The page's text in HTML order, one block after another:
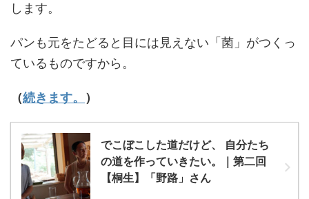
します。
パンも元をたどると目には見えない「菌」がつくっ
ているものですから。
（続きます。 ）
でこぼこした道だけど、 自分たち
の道を作っていきたい。｜第二回
【桐生】「野路」さん